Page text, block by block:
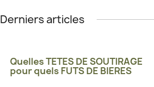
Derniers articles
Quelles TETES DE SOUTIRAGE
pour quels FUTS DE BIERES